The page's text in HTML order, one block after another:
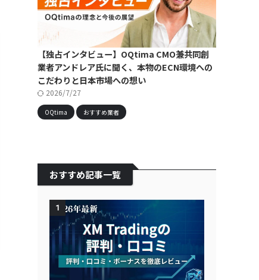
【独占インタビュー】OQtima CMO兼共同創
業者アンドレア氏に聞く、本物のECN環境への
こだわりと日本市場への想い
2026/7/27
OQtima おすすめ業者
おすすめ記事一覧
1